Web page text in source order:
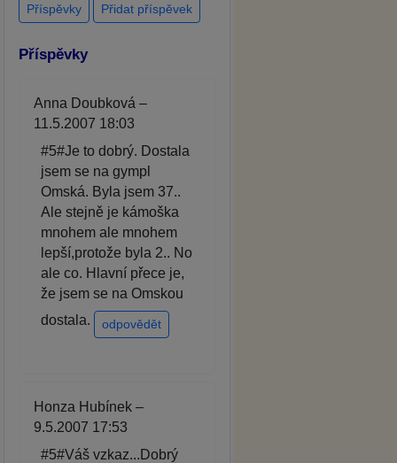
Příspěvky Přidat příspěvek
Příspěvky
Anna Doubková –
11.5.2007 18:03
#5#Je to dobrý. Dostala
jsem se na gympl
Omská. Byla jsem 37..
Ale stejně je kámoška
mnohem ale mnohem
lepší,protože byla 2.. No
ale co. Hlavní přece je,
že jsem se na Omskou
dostala.
odpovědět
Honza Hubínek –
9.5.2007 17:53
#5#Váš vzkaz...Dobrý